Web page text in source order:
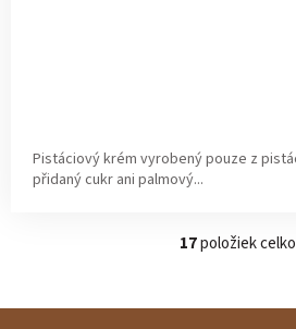
Pistáciový krém vyrobený pouze z
přidaný cukr ani palmový...
O
á
17položiek